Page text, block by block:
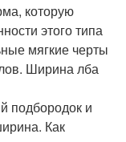
которую
этого типа
мягкие черты
Ширина лба
подбородок и
Как